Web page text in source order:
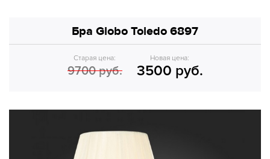
Бра Globo Toledo 6897
Старая цена:
9700 руб.
Новая цена:
3500 руб.